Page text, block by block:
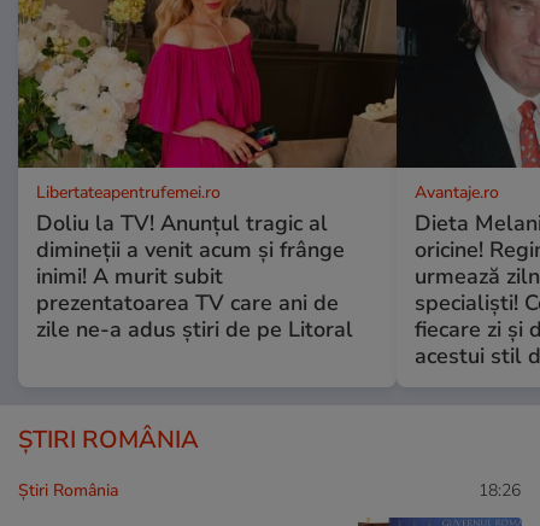
Libertateapentrufemei.ro
Doliu la TV! Anunțul tragic al
dimineții a venit acum și frânge
inimi! A murit subit
prezentatoarea TV care ani de
zile ne-a adus știri de pe Litoral
Avantaje.ro
Dieta
oricine!
urmează
specialiști!
fiecare zi și
acestui stil
ȘTIRI ROMÂNIA
Știri România 18:26